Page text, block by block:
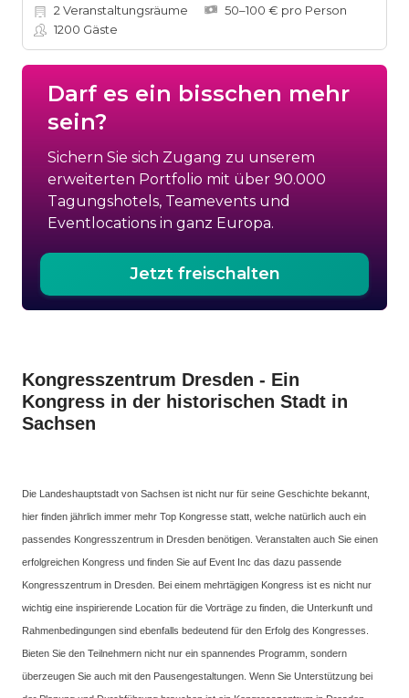
2 Veranstaltungsräume
50–100 € pro Person
1200 Gäste
Darf es ein bisschen mehr
sein?
Sichern Sie sich Zugang zu unserem
erweiterten Portfolio mit über 90.000
Tagungshotels, Teamevents und
Eventlocations in ganz Europa.
Jetzt freischalten
Kongresszentrum Dresden - Ein
Kongress in der historischen Stadt in
Sachsen
Die Landeshauptstadt von Sachsen ist nicht nur für seine Geschichte bekannt,
hier finden jährlich immer mehr Top Kongresse statt, welche natürlich auch ein
passendes Kongresszentrum in Dresden benötigen. Veranstalten auch Sie einen
erfolgreichen Kongress und finden Sie auf Event Inc das dazu passende
Kongresszentrum in Dresden. Bei einem mehrtägigen Kongress ist es nicht nur
wichtig eine inspirierende Location für die Vorträge zu finden, die Unterkunft und
Rahmenbedingungen sind ebenfalls bedeutend für den Erfolg des Kongresses.
Bieten Sie den Teilnehmern nicht nur ein spannendes Programm, sondern
überzeugen Sie auch mit den Pausengestaltungen. Wenn Sie Unterstützung bei